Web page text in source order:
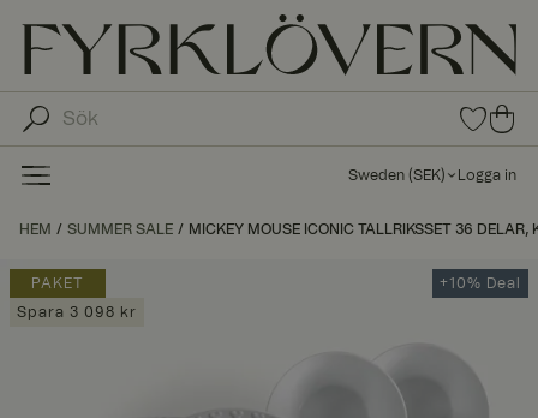
0
arti
i
ista
0
arti
kla
ku
va
gn
Sweden (SEK) Logga in
HEM SUMMER SALE MICKEY MOUSE ICONIC TALLRIKSSET 36 DELAR,
PAKET
Spara 3 098 kr
+10% Deal